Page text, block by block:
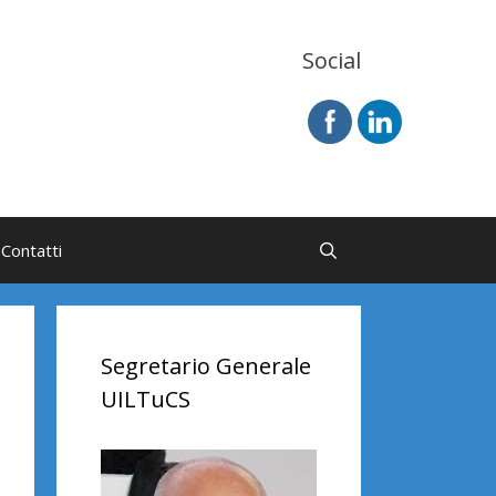
Social
Contatti
Segretario Generale
UILTuCS